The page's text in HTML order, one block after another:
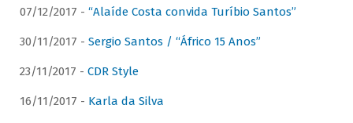
07/12/2017 - “Alaíde Costa convida Turíbio Santos”
30/11/2017 - Sergio Santos / “Áfrico 15 Anos”
23/11/2017 - CDR Style
16/11/2017 - Karla da Silva